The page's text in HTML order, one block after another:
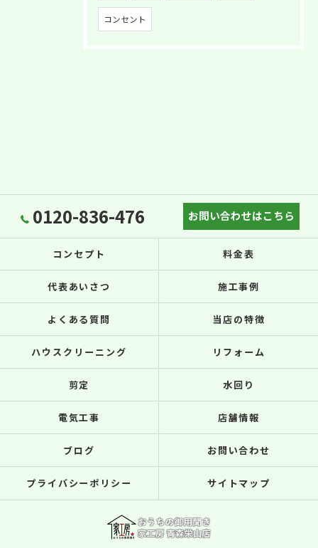
コンセント
0120-836-476 お問い合わせはこちら
コンセプト 料金表
代表あいさつ 施工事例
よくある質問 当店の特徴
ハウスクリーニング リフォーム
剪定 水回り
電気工事 店舗情報
ブログ お問い合わせ
プライバシーポリシー サイトマップ